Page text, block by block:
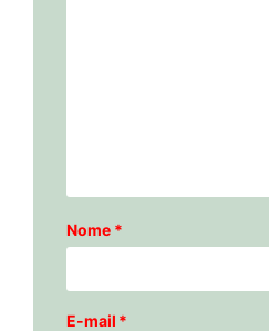
Nome *
E-mail *